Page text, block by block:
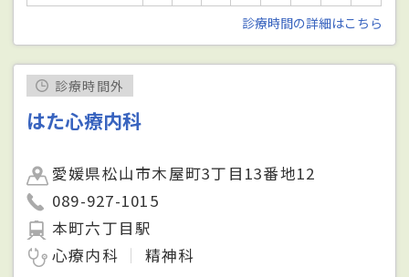
診療時間の詳細はこちら
診療時間外
はた心療内科
愛媛県松山市木屋町3丁目13番地12
089-927-1015
本町六丁目駅
心療内科
精神科